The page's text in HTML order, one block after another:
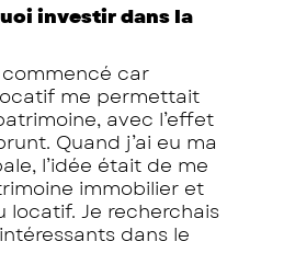
investir dans la
commencé car
me permettait
avec l’effet
Quand j’ai eu ma
l’idée était de me
immobilier et
locatif. Je recherchais
dans le